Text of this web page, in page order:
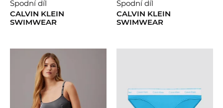
Spodní díl
CALVIN KLEIN
SWIMWEAR
Spodní díl
CALVIN KLEIN
SWIMWEAR